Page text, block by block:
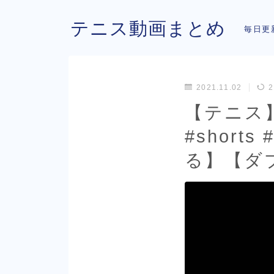
テニス動画まとめ 毎日更
2021.11.02
【テニ
#shorts
る】【ダ